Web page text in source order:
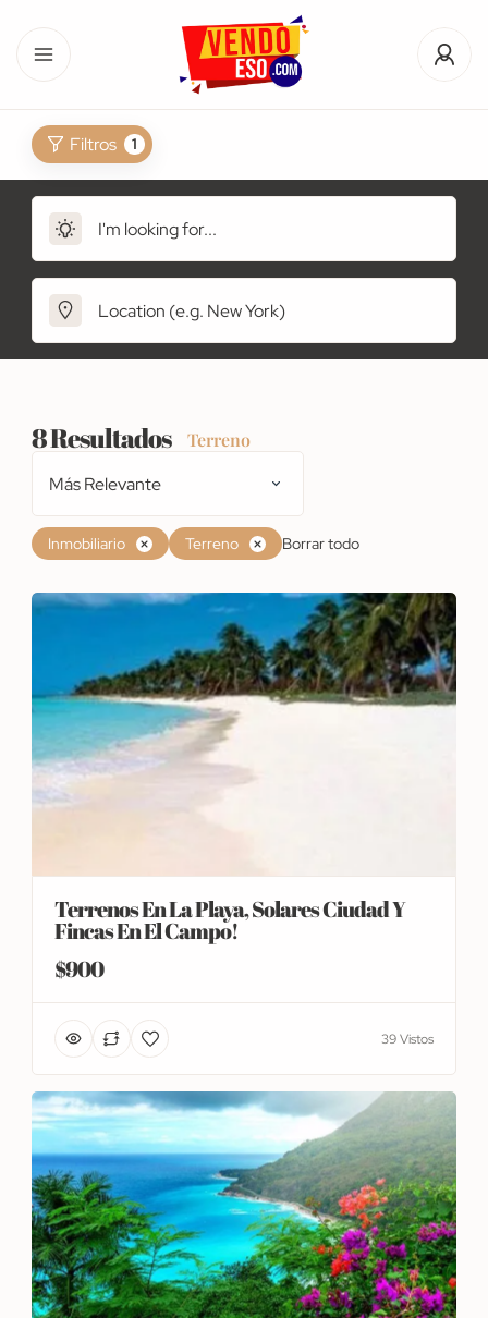
Filtros 1
8Resultados
Terreno
Más Relevante
Inmobiliario Terreno Borrar todo
Terrenos En La Playa, Solares Ciudad Y
Fincas En El Campo!
$900
39 Vistos